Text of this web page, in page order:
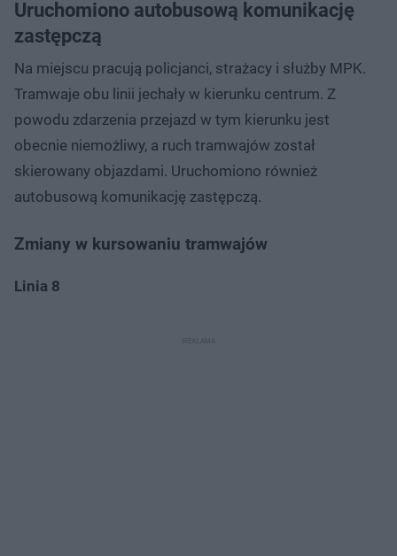
Uruchomiono autobusową komunikację
zastępczą
Na miejscu pracują policjanci, strażacy i służby MPK.
Tramwaje obu linii jechały w kierunku centrum. Z
powodu zdarzenia przejazd w tym kierunku jest
obecnie niemożliwy, a ruch tramwajów został
skierowany objazdami. Uruchomiono również
autobusową komunikację zastępczą.
Zmiany w kursowaniu tramwajów
Linia 8